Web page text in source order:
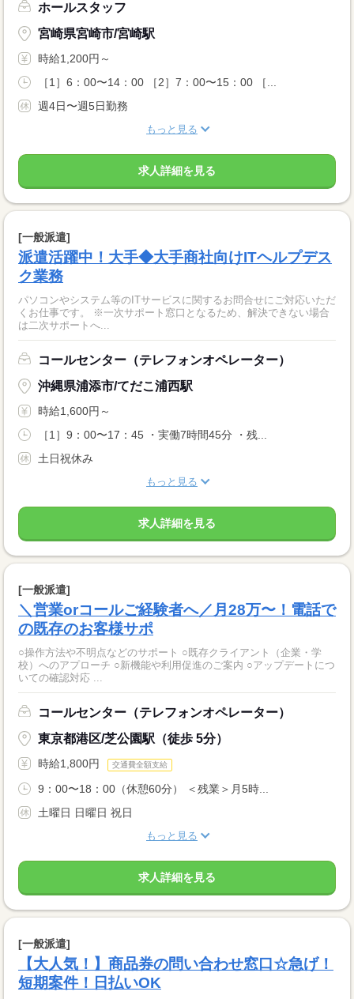
ホールスタッフ
宮崎県宮崎市/宮崎駅
時給1,200円～
［1］6：00〜14：00 ［2］7：00〜15：00 ［...
週4日〜週5日勤務
もっと見る
求人詳細を見る
[一般派遣]
派遣活躍中！大手◆大手商社向けITヘルプデス
ク業務
パソコンやシステム等のITサービスに関するお問合せにご対応いただ
くお仕事です。 ※一次サポート窓口となるため、解決できない場合
は二次サポートへ...
コールセンター（テレフォンオペレーター）
沖縄県浦添市/てだこ浦西駅
時給1,600円～
［1］9：00〜17：45 ・実働7時間45分 ・残...
土日祝休み
もっと見る
求人詳細を見る
[一般派遣]
＼営業orコールご経験者へ／月28万〜！電話で
の既存のお客様サポ
○操作方法や不明点などのサポート ○既存クライアント（企業・学
校）へのアプローチ ○新機能や利用促進のご案内 ○アップデートにつ
いての確認対応 ...
コールセンター（テレフォンオペレーター）
東京都港区/芝公園駅（徒歩 5分）
時給1,800円 交通費全額支給
9：00〜18：00（休憩60分） ＜残業＞月5時...
土曜日 日曜日 祝日
もっと見る
求人詳細を見る
[一般派遣]
【大人気！】商品券の問い合わせ窓口☆急げ！
短期案件！日払いOK